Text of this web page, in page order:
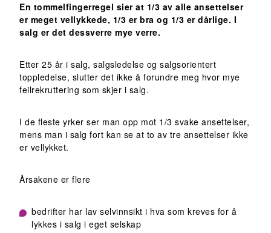
En tommelfingerregel sier at 1/3 av alle ansettelser
er meget vellykkede, 1/3 er bra og 1/3 er dårlige. I
salg er det dessverre mye verre.
Etter 25 år i salg, salgsledelse og salgsorientert
toppledelse, slutter det ikke å forundre meg hvor mye
feilrekruttering som skjer i salg.
I de fleste yrker ser man opp mot 1/3 svake ansettelser,
mens man i salg fort kan se at to av tre ansettelser ikke
er vellykket.
Årsakene er flere
bedrifter har lav selvinnsikt i hva som kreves for å
lykkes i salg i eget selskap